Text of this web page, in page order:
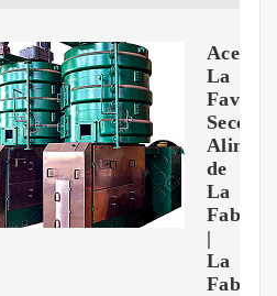
Aceites
La
Sección
de
La
Fabril
|
La
Fabril